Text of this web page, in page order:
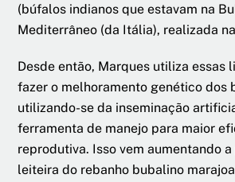
(búfalos indianos que estavam na
Mediterrâneo (da Itália), realizada
Desde então, Marques utiliza essas
fazer o melhoramento genético dos
utilizando-se da inseminação
ferramenta de manejo para maior
reprodutiva. Isso vem aumentando
leiteira do rebanho bubalino